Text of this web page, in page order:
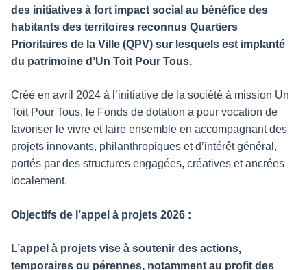
des initiatives à fort impact social au bénéfice des
habitants des territoires reconnus Quartiers
Prioritaires de la Ville (QPV) sur lesquels est implanté
du patrimoine d’Un Toit Pour Tous.
Créé en avril 2024 à l’initiative de la société à mission Un
Toit Pour Tous, le Fonds de dotation a pour vocation de
favoriser le vivre et faire ensemble en accompagnant des
projets innovants, philanthropiques et d’intérêt général,
portés par des structures engagées, créatives et ancrées
localement.
Objectifs de l’appel à projets 2026 :
L’appel à projets vise à soutenir des actions,
temporaires ou pérennes, notamment au profit des